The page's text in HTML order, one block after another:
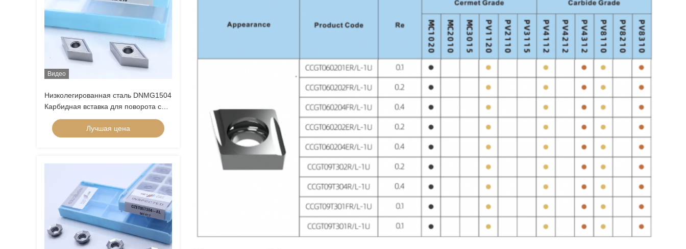
Видео
Низколегированная сталь DNMG1504
Карбидная вставка для поворота с
3MU полуфабрикатом для разрыва
щелчков и непокрытым покрытием
Лучшая цена